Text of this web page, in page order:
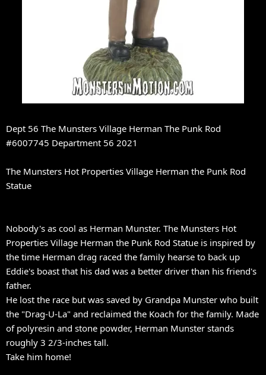
Dept 56 The Munsters Village Herman The Punk Rod
#6007745 Department 56 2021
The Munsters Hot Properties Village Herman the Punk Rod
Statue
Nobody's as cool as Herman Munster. The Munsters Hot
Properties Village Herman the Punk Rod Statue is inspired by
the time Herman drag raced the family hearse to back up
Eddie's boast that his dad was a better driver than his friend's
father.
He lost the race but was saved by Grandpa Munster who built
the "Drag-U-La" and reclaimed the Koach for the family. Made
of polyresin and stone powder, Herman Munster stands
roughly 3 2/3-inches tall.
Take him home!